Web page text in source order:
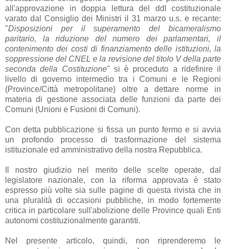
all'approvazione in doppia lettura del ddl costituzionale
varato dal Consiglio dei Ministri il 31 marzo u.s. e recante:
"Disposizioni per il superamento del bicameralismo
paritario, la riduzione del numero dei parlamentari, il
contenimento dei costi di finanziamento delle istituzioni, la
soppressione del CNEL e la revisione del titolo V della parte
seconda della Costituzione" si è proceduto a ridefinire il
livello di governo intermedio tra i Comuni e le Regioni
(Province/Città metropolitane) oltre a dettare norme in
materia di gestione associata delle funzioni da parte dei
Comuni (Unioni e Fusioni di Comuni).
Con detta pubblicazione si fissa un punto fermo e si avvia
un profondo processo di trasformazione del sistema
istituzionale ed amministrativo della nostra Repubblica.
Il nostro giudizio nel merito delle scelte operate, dal
legislatore nazionale, con la riforma approvata è stato
espresso più volte sia sulle pagine di questa rivista che in
una pluralità di occasioni pubbliche, in modo fortemente
critica in particolare sull'abolizione delle Province quali Enti
autonomi costituzionalmente garantiti.
Nel presente articolo, quindi, non riprenderemo le